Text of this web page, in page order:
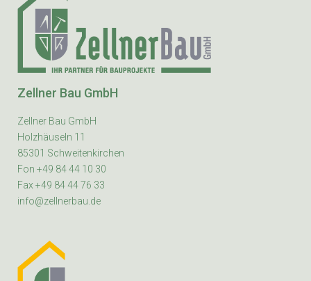
Zellner Bau GmbH
Zellner Bau GmbH
Holzhäuseln 11
85301 Schweitenkirchen
Fon +49 84 44 10 30
Fax +49 84 44 76 33
info@zellnerbau.de